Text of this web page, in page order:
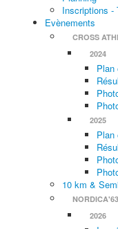
Inscriptions -
Evènements
CROSS
2024
Plan
2025
Plan
10 km &
2026